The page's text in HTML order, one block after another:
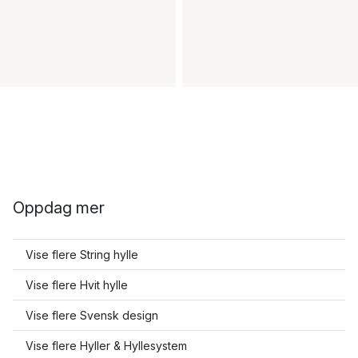
Oppdag mer
Vise flere String hylle
Vise flere Hvit hylle
Vise flere Svensk design
Vise flere Hyller & Hyllesystem